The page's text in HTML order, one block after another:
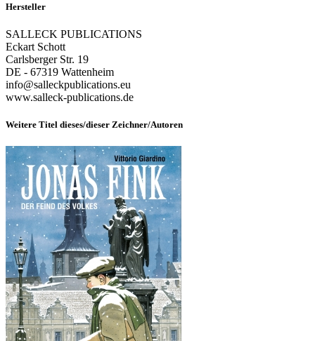
Hersteller
SALLECK PUBLICATIONS
Eckart Schott
Carlsberger Str. 19
DE - 67319 Wattenheim
info@salleckpublications.eu
www.salleck-publications.de
Weitere Titel dieses/dieser Zeichner/Autoren